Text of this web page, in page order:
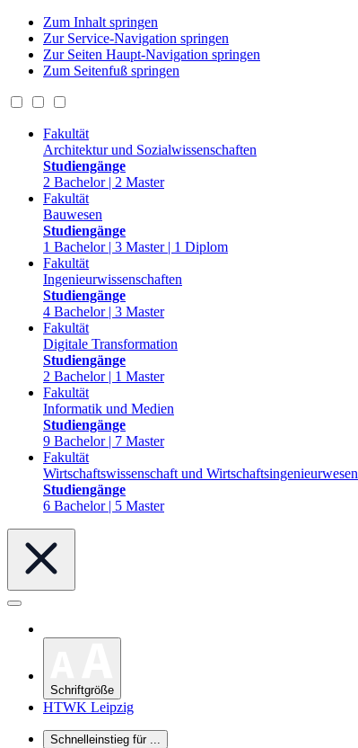
Zum Inhalt springen
Zur Service-Navigation springen
Zur Seiten Haupt-Navigation springen
Zum Seitenfuß springen
Fakultät
Architektur und Sozialwissenschaften
Studiengänge
2 Bachelor | 2 Master
Fakultät
Bauwesen
Studiengänge
1 Bachelor | 3 Master | 1 Diplom
Fakultät
Ingenieurwissenschaften
Studiengänge
4 Bachelor | 3 Master
Fakultät
Digitale Transformation
Studiengänge
2 Bachelor | 1 Master
Fakultät
Informatik und Medien
Studiengänge
9 Bachelor | 7 Master
Fakultät
Wirtschaftswissenschaft und Wirtschaftsingenieurwesen
Studiengänge
6 Bachelor | 5 Master
Schriftgröße
HTWK Leipzig
Schnelleinstieg für ...